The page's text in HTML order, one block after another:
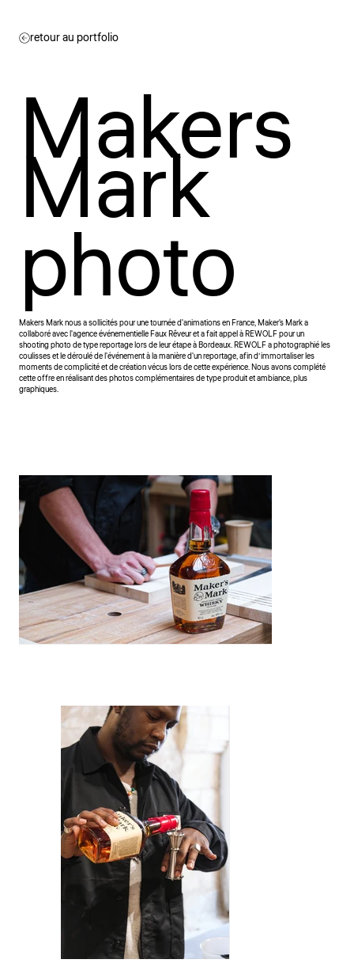
retour au portfolio
Makers
Mark
photo
Makers Mark nous a sollicités pour une tournée d'animations en France, Maker's Mark a
collaboré avec l'agence événementielle Faux Rêveur et a fait appel à REWOLF pour un
shooting photo de type reportage lors de leur étape à Bordeaux. REWOLF a photographié les
coulisses et le déroulé de l'événement à la manière d'un reportage, afin d’immortaliser les
moments de complicité et de création vécus lors de cette expérience. Nous avons complété
cette offre en réalisant des photos complémentaires de type produit et ambiance, plus
graphiques.